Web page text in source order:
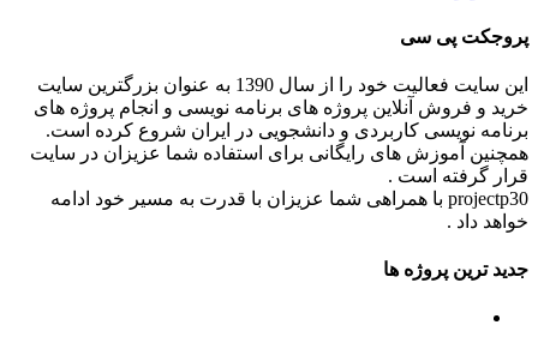
پروجکت پی سی
این سایت فعالیت خود را از سال 1390 به عنوان بزرگترین سایت
خرید و فروش آنلاین پروژه های برنامه نویسی و انجام پروژه های
برنامه نویسی کاربردی و دانشجویی در ایران شروع کرده است.
همچنین آموزش های رایگانی برای استفاده شما عزیزان در سایت
قرار گرفته است .
projectp30 با همراهی شما عزیزان با قدرت به مسیر خود ادامه
خواهد داد .
جدید ترین پروژه ها